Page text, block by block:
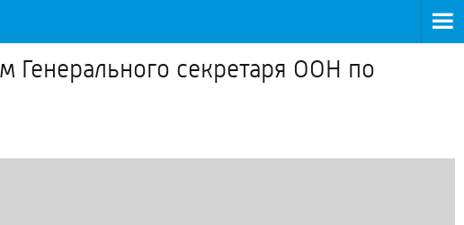
Генерального секретаря ООН по